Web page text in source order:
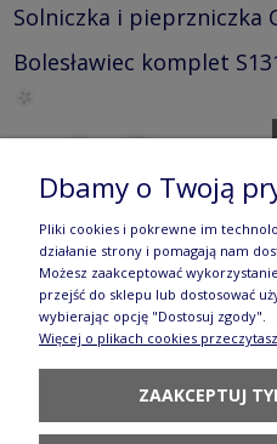
Solniczka i pieprzniczka
Bolesławiec komplet
Filiżanka i spodek kotek
Dbamy o Twoją
Pliki cookies i pokrewne im
działanie strony i pomagają nam
Możesz zaakceptować
przejść do sklepu lub dostosować
wybierając opcję "Dostosuj zgody".
Więcej o plikach cookies
ZAAKCEPTUJ